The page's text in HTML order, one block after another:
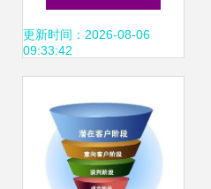
绩TOP10解析
更新时间：2026-08-06
09:33:42